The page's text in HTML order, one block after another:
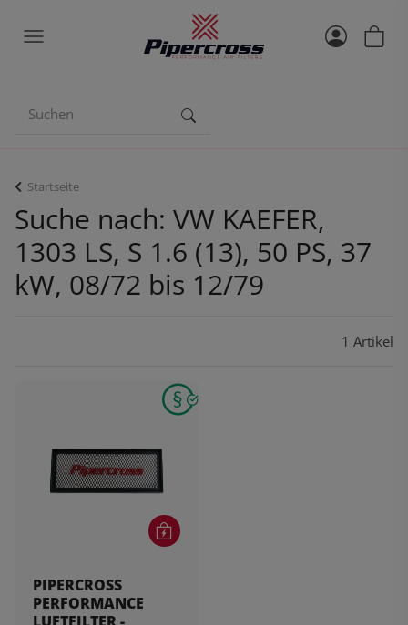
Startseite
Suche nach: VW KAEFER,
1303 LS, S 1.6 (13), 50 PS, 37
kW, 08/72 bis 12/79
1 Artikel
PIPERCROSS
PERFORMANCE